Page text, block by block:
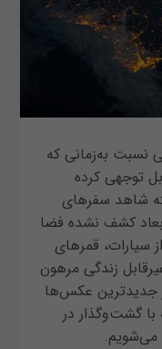
نسبت به‌زمانی که
توجهی کرده
شاهد سفرهای
کشف نشده فضا
سیارات، قمرهای
زندگی مرهون
جدیدترین عکس‌ها
با گشت‌وگذار در
می‌شویم.